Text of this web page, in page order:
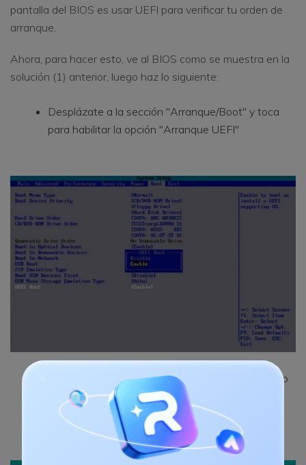
pantalla del BIOS es usar UEFI para verificar tu orden de
arranque.
Ahora, para hacer esto, ve al BIOS como se muestra en la
solución (1) anterior, luego haz lo siguiente:
Desplázate a la sección "Arranque/Boot" y toca
para habilitar la opción "Arranque UEFI"
Verifica tu orden de arranque. Configura tu SSD o
disco duro como el dispositivo que se iniciará de
primero. Luego presiona "Enter"